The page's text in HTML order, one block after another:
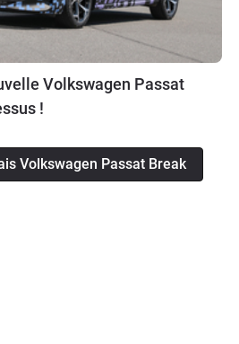
Volkswagen Passat
!
Volkswagen Passat Break